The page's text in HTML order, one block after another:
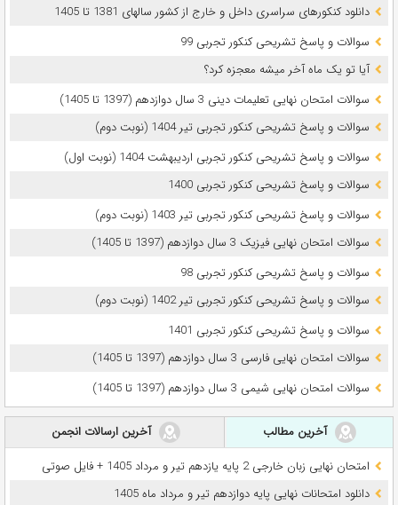
دانلود کنکورهای سراسری داخل و خارج از کشور سالهای 1381 تا 1405
سوالات و پاسخ تشریحی کنکور تجربی 99
آیا تو یک ماه آخر میشه معجزه کرد؟
سوالات امتحان نهایی تعلیمات دینی 3 سال دوازدهم (1397 تا 1405)
سوالات و پاسخ تشریحی کنکور تجربی تیر 1404 (نوبت دوم)
سوالات و پاسخ تشریحی کنکور تجربی اردیبهشت 1404 (نوبت اول)
سوالات و پاسخ تشریحی کنکور تجربی 1400
سوالات و پاسخ تشریحی کنکور تجربی تیر 1403 (نوبت دوم)
سوالات امتحان نهایی فیزیک 3 سال دوازدهم (1397 تا 1405)
سوالات و پاسخ تشریحی کنکور تجربی 98
سوالات و پاسخ تشریحی کنکور تجربی تیر 1402 (نوبت دوم)
سوالات و پاسخ تشریحی کنکور تجربی 1401
سوالات امتحان نهایی فارسی 3 سال دوازدهم (1397 تا 1405)
سوالات امتحان نهایی شیمی 3 سال دوازدهم (1397 تا 1405)
آخرین مطالب
آخرین ارسالات انجمن
امتحان نهایی زبان خارجی 2 پایه یازدهم تیر و مرداد 1405 + فایل صوتی
دانلود امتحانات نهایی پایه دوازدهم تیر و مرداد ماه 1405